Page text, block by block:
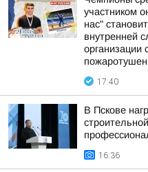
участником
нас"
внутренней
организации
17:40
В Пскове
16:36